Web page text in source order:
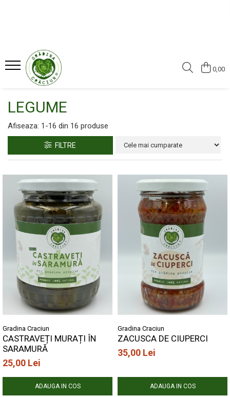
LEGUME
FRUCTE
0,00
LEGUME
Afiseaza: 1-16 din 16 produse
FILTRE
Gradina Craciun
CASTRAVEȚI MURAȚI ÎN
SARAMURĂ
25,00 Lei
ADAUGA IN COS
Gradina Craciun
ZACUSCA DE CIUPERCI
35,00 Lei
ADAUGA IN COS